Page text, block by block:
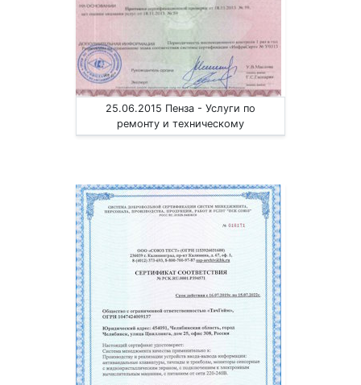
25.06.2015 Пенза - Услуги по
ремонту и техническому
обслуживанию приборов радиоэл.